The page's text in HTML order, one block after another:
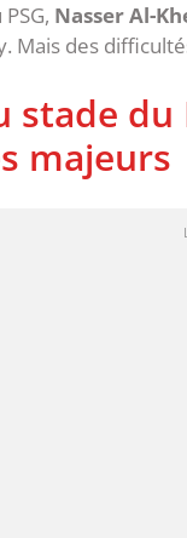
Nasser Al-
Mais des
stade du
majeurs